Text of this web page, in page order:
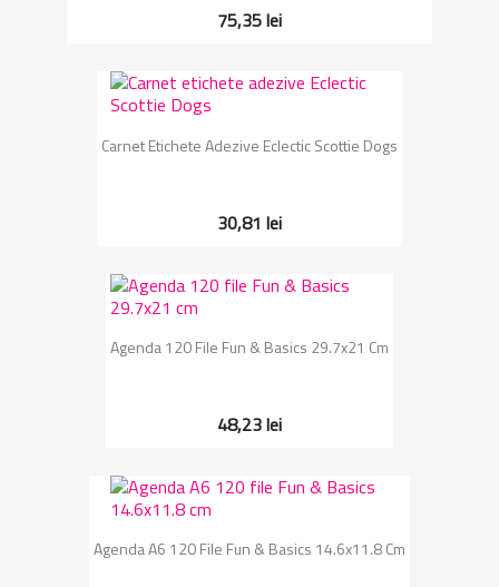
75,35 lei
Carnet Etichete Adezive Eclectic Scottie Dogs
30,81 lei
Agenda 120 File Fun & Basics 29.7x21 Cm
48,23 lei
Agenda A6 120 File Fun & Basics 14.6x11.8 Cm